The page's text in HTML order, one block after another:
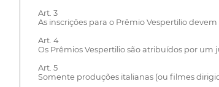
Art. 3
As inscrições para o Prêmio Vespertilio
Art. 4
Os Prêmios Vespertilio são atribuídos por
Art. 5
Somente produções italianas (ou filmes